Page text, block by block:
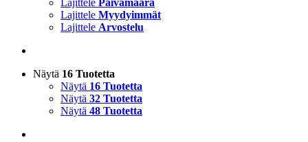
Lajittele Päivämäärä
Lajittele Myydyimmät
Lajittele Arvostelu
Näytä 16 Tuotetta
Näytä 16 Tuotetta
Näytä 32 Tuotetta
Näytä 48 Tuotetta